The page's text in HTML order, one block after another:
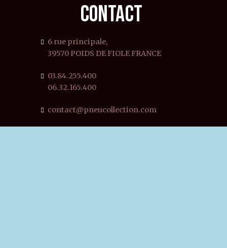
CONTACT
6 rue principale,
39570 POIDS DE FIOLE FRANCE
03.84.255.400
06.32.165.400
contact@pneucollection.com